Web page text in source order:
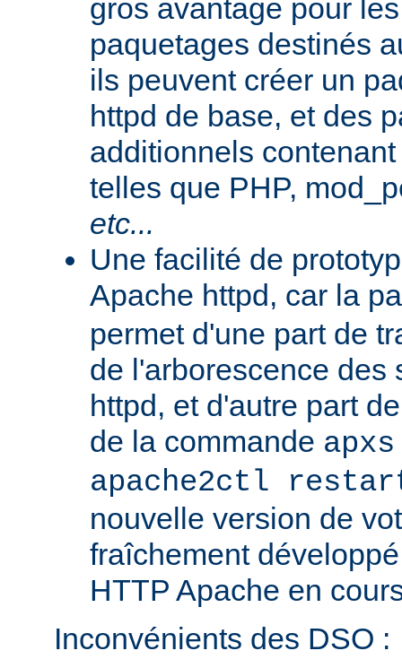
gros avantage pour
paquetages destinés
ils peuvent créer un
httpd de base, et des
additionnels
telles que PHP,
etc...
Une facilité de
Apache httpd, car la
permet d'une part de
de l'arborescence des
httpd, et d'autre part
de la commande
apache2ctl
nouvelle version de
fraîchement
HTTP Apache en
Inconvénients des DSO :